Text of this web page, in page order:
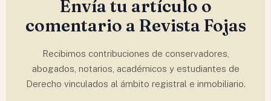
Envía tu artículo o
comentario a Revista Fojas
Recibimos contribuciones de conservadores,
abogados, notarios, académicos y estudiantes de
Derecho vinculados al ámbito registral e inmobiliario.